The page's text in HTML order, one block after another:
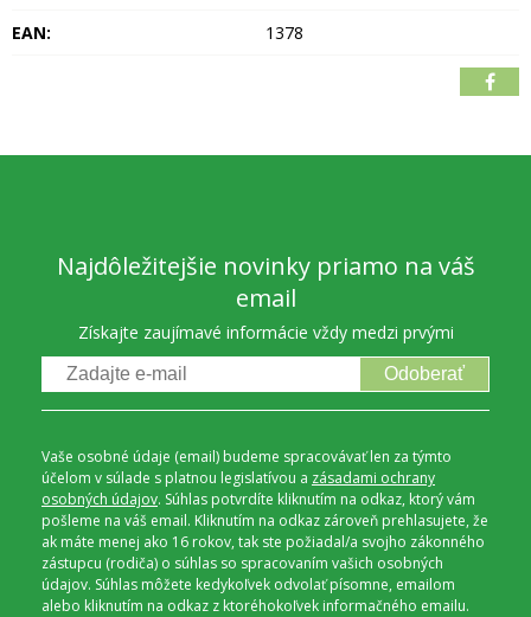
EAN:
1378
Najdôležitejšie novinky priamo na váš
email
Získajte zaujímavé informácie vždy medzi prvými
Odoberať
Vaše osobné údaje (email) budeme spracovávať len za týmto
účelom v súlade s platnou legislatívou a zásadami ochrany
osobných údajov. Súhlas potvrdíte kliknutím na odkaz, ktorý vám
pošleme na váš email. Kliknutím na odkaz zároveň prehlasujete, že
ak máte menej ako 16 rokov, tak ste požiadal/a svojho zákonného
zástupcu (rodiča) o súhlas so spracovaním vašich osobných
údajov. Súhlas môžete kedykoľvek odvolať písomne, emailom
alebo kliknutím na odkaz z ktoréhokoľvek informačného emailu.